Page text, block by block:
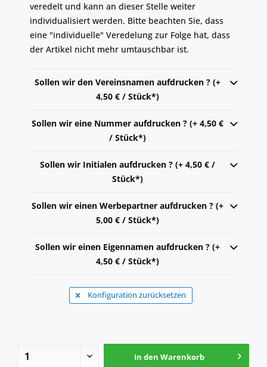
veredelt und kann an dieser Stelle weiter
individualisiert werden. Bitte beachten Sie, dass
eine "individuelle" Veredelung zur Folge hat, dass
der Artikel nicht mehr umtauschbar ist.
Sollen wir den Vereinsnamen aufdrucken ? (+
4,50 € / Stück*)
Sollen wir eine Nummer aufdrucken ? (+ 4,50 €
/ Stück*)
Sollen wir Initialen aufdrucken ? (+ 4,50 € /
Stück*)
Sollen wir einen Werbepartner aufdrucken ? (+
5,00 € / Stück*)
Sollen wir einen Eigennamen aufdrucken ? (+
4,50 € / Stück*)
Konfiguration zurücksetzen
In den Warenkorb